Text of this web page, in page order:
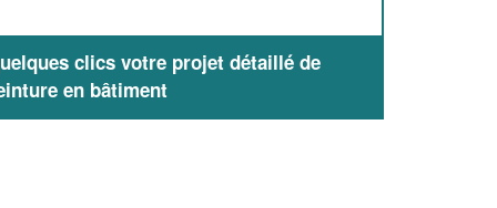
clics votre projet détaillé de
en bâtiment